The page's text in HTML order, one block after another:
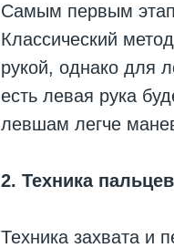
Самым первым
Классический
рукой, однако для
есть левая рука
левшам легче
2. Техника
Техника захвата и